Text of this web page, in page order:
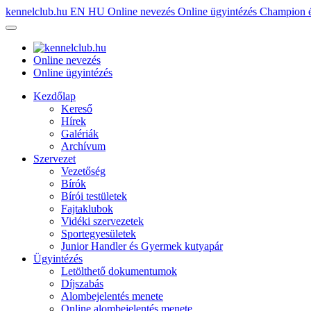
kennelclub.hu EN HU Online nevezés Online ügyintézés Champion
Online nevezés
Online ügyintézés
Kezdőlap
Kereső
Hírek
Galériák
Archívum
Szervezet
Vezetőség
Bírók
Bírói testületek
Fajtaklubok
Vidéki szervezetek
Sportegyesületek
Junior Handler és Gyermek kutyapár
Ügyintézés
Letölthető dokumentumok
Díjszabás
Alombejelentés menete
Online alombejelentés menete